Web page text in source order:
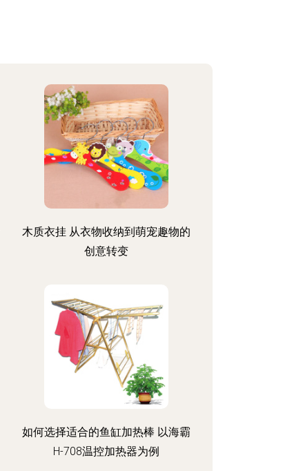
木质衣挂 从衣物收纳到萌宠趣物的
创意转变
如何选择适合的鱼缸加热棒 以海霸
H-708温控加热器为例